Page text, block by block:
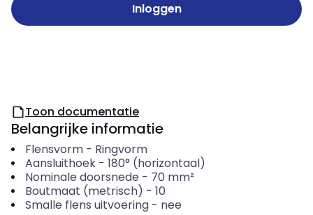
Inloggen
Toon documentatie
Belangrijke informatie
Flensvorm- Ringvorm
Aansluithoek- 180° (horizontaal)
Nominale doorsnede - 70 mm²
Boutmaat (metrisch) - 10
Smalle flens uitvoering- nee